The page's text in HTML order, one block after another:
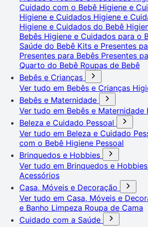
Cuidado com o Bebê Higiene e
Higiene e Cuidados Higiene e
Higiene e Cuidados do Bebê
Bebês Higiene e Cuidados para o
Saúde do Bebê Kits e Presentes
Presentes para Bebês Presentes
Quarto do Bebê Roupas de Bebê
Bebês e Crianças
Ver tudo em Bebês e Crianças
Bebês e Maternidade
Ver tudo em Bebês e Maternidade
Beleza e Cuidado Pessoal
Ver tudo em Beleza e Cuidado
com o Bebê Higiene Pessoal
Brinquedos e Hobbies
Ver tudo em Brinquedos e Hobbies
Acessórios
Casa, Móveis e Decoração
Ver tudo em Casa, Móveis e
e Banho Limpeza Roupa de Cama
Cuidado com a Saúde